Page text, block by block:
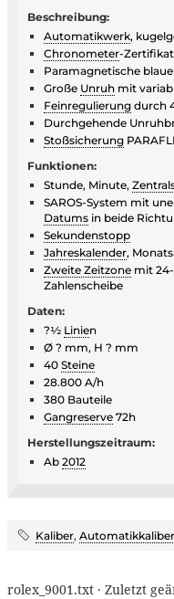
Beschreibung:
Automatikwerk,
Chronometer-
Paramagnetische
Große Unruh mit
Feinregulierung durch
Durchgehende
Stoßsicherung
Funktionen:
Stunde, Minute,
SAROS-System mit
Datums in beide
Sekundenstopp
Jahreskalender,
Zweite Zeitzone mit
Zahlenscheibe
Daten:
?½ Linien
Ø ? mm, H ? mm
40 Steine
28.800 A/h
380 Bauteile
Gangreserve 72h
Herstellungszeitraum:
Ab 2012
Kaliber, Automatikkaliber
rolex_9001.txt · Zuletzt